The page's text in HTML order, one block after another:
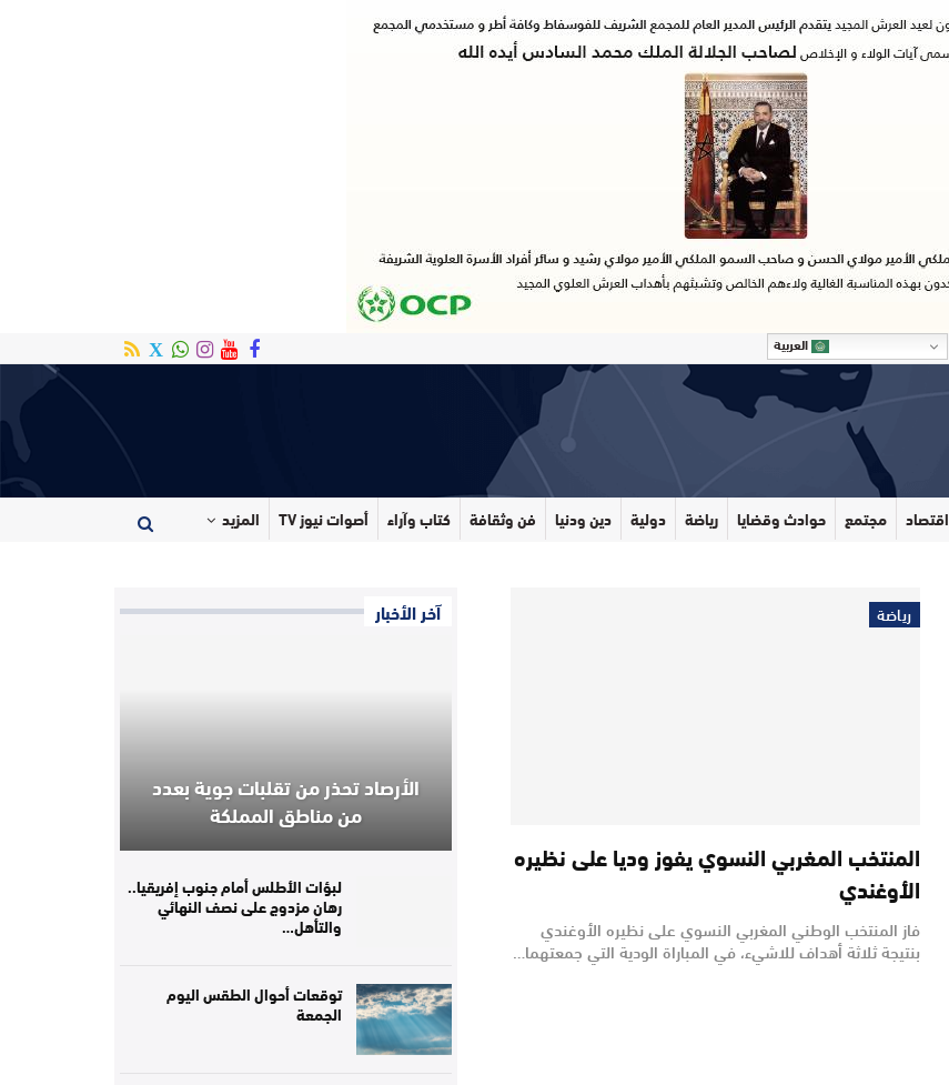
العربية
اقتصاد مجتمع حوادث وقضايا رياضة دولية دين ودنيا فن وثقافة كتاب وآراء أصوات نيوز TV المزيد
رياضة
المنتخب المغربي النسوي يفوز وديا على نظيره
الأوغندي
فاز المنتخب الوطني المغربي النسوي على نظيره الأوغندي
بنتيجة ثلاثة أهداف للاشيء، في المباراة الودية التي جمعتهما…
آخر الأخبار
الأرصاد تحذر من تقلبات جوية بعدد
من مناطق المملكة
لبؤات الأطلس أمام جنوب إفريقيا..
رهان مزدوج على نصف النهائي
والتأهل…
توقعات أحوال الطقس اليوم
الجمعة